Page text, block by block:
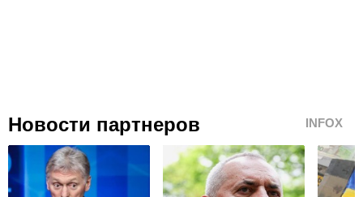
Новости партнеров INFOX